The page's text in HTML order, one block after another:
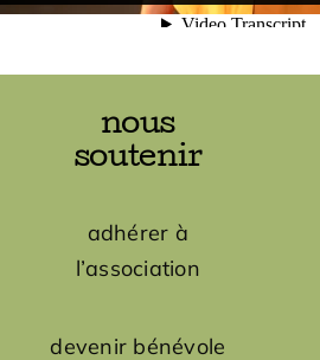
nous
soutenir
adhérer à
l’association
devenir bénévole